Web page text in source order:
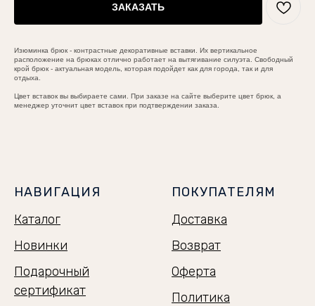
ЗАКАЗАТЬ
Изюминка брюк - контрастные декоративные вставки. Их вертикальное
расположение на брюках отлично работает на вытягивание силуэта. Свободный
крой брюк - актуальная модель, которая подойдет как для города, так и для
отдыха.
Цвет вставок вы выбираете сами. При заказе на сайте выберите цвет брюк, а
менеджер уточнит цвет вставок при подтверждении заказа.
НАВИГАЦИЯ
Каталог
Новинки
Подарочный
сертификат
ПОКУПАТЕЛЯМ
Доставка
Возврат
Оферта
Политика